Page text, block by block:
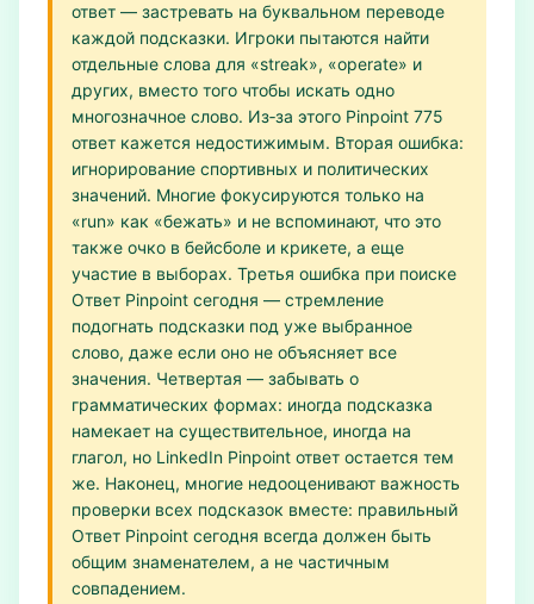
ответ — застревать на буквальном переводе
каждой подсказки. Игроки пытаются найти
отдельные слова для «streak», «operate» и
других, вместо того чтобы искать одно
многозначное слово. Из‑за этого Pinpoint 775
ответ кажется недостижимым. Вторая ошибка:
игнорирование спортивных и политических
значений. Многие фокусируются только на
«run» как «бежать» и не вспоминают, что это
также очко в бейсболе и крикете, а еще
участие в выборах. Третья ошибка при поиске
Ответ Pinpoint сегодня — стремление
подогнать подсказки под уже выбранное
слово, даже если оно не объясняет все
значения. Четвертая — забывать о
грамматических формах: иногда подсказка
намекает на существительное, иногда на
глагол, но LinkedIn Pinpoint ответ остается тем
же. Наконец, многие недооценивают важность
проверки всех подсказок вместе: правильный
Ответ Pinpoint сегодня всегда должен быть
общим знаменателем, а не частичным
совпадением.